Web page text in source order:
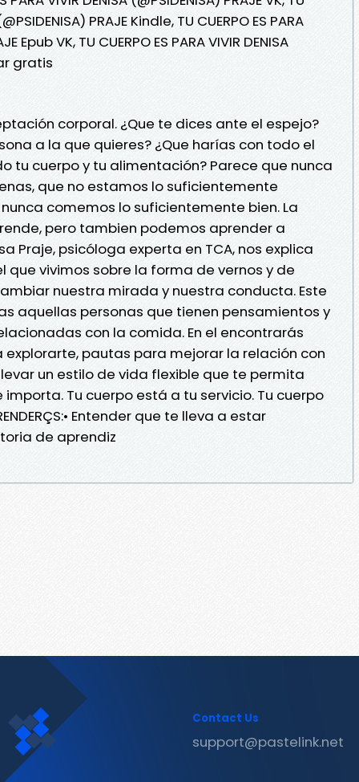
PRAJE Kindle, TU CUERPO ES PARA
Epub VK, TU CUERPO ES PARA VIVIR DENISA
gratis
corporal. ¿Que te dices ante el espejo?
a la que quieres? ¿Que harías con todo el
tu cuerpo y tu alimentación? Parece que nunca
que no estamos lo suficientemente
comemos lo suficientemente bien. La
pero tambien podemos aprender a
Praje, psicóloga experta en TCA, nos explica
vivimos sobre la forma de vernos y de
nuestra mirada y nuestra conducta. Este
aquellas personas que tienen pensamientos y
con la comida. En el encontrarás
pautas para mejorar la relación con
un estilo de vida flexible que te permita
Tu cuerpo está a tu servicio. Tu cuerpo
Entender que te lleva a estar
de aprendiz
Contact Us
support@pastelink.net